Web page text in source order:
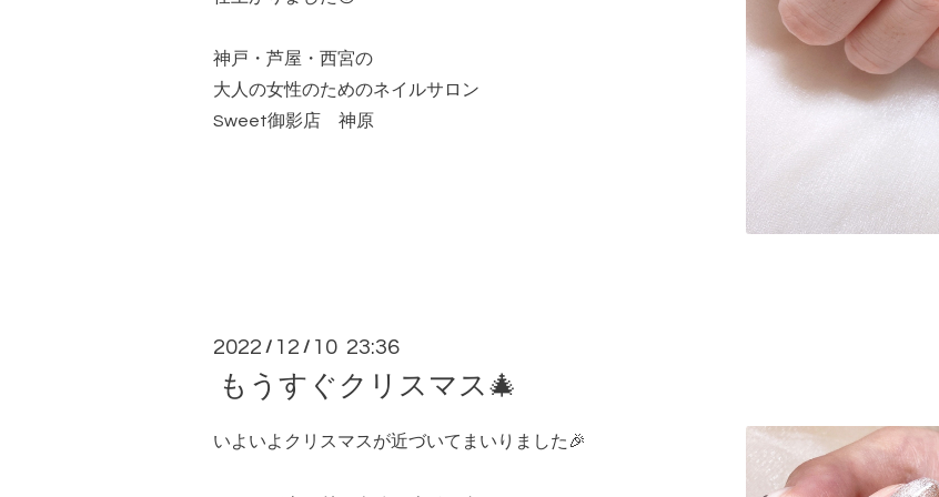
神戸・芦屋・西宮の
大人の女性のためのネイルサロン
Sweet御影店 神原
2022 / 12 / 10 23:36
もうすぐクリスマス🎄
いよいよクリスマスが近づいてまいりました🎉